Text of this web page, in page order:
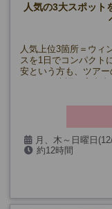
人気の3大スポット
人気上位3箇所＝ウィ
スを1日でコンパクト
安という方も、ツア
月、木～日曜日
約12時間